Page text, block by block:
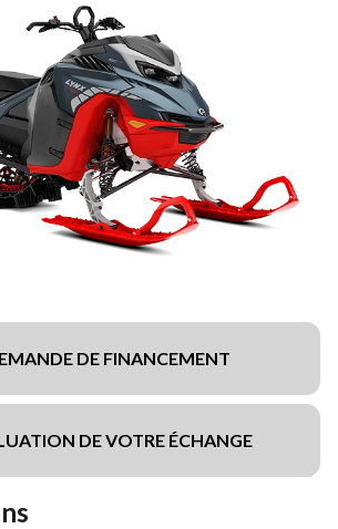
DE FINANCEMENT
DE VOTRE ÉCHANGE